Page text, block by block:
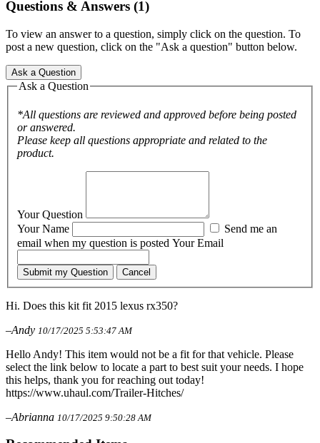
Questions & Answers (1)
To view an answer to a question, simply click on the question. To
post a new question, click on the "Ask a question" button below.
Ask a Question
Ask a Question
*All questions are reviewed and approved before being posted
or answered.
Please keep all questions appropriate and related to the
product.
Your Question
Your Name
email when my question is posted Your Email
Submit my Question Cancel
Hi. Does this kit fit 2015 lexus rx350?
–Andy 10/17/2025 5:53:47 AM
Hello Andy! This item would not be a fit for that vehicle. Please
select the link below to locate a part to best suit your needs. I hope
this helps, thank you for reaching out today!
https://www.uhaul.com/Trailer-Hitches/
–Abrianna 10/17/2025 9:50:28 AM